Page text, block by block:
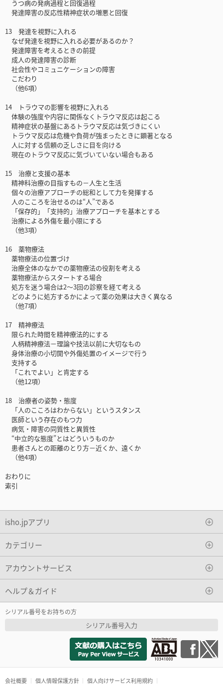
うつ病の発病過程と回復過程
発達障害の反応性精神症状の増悪と回復
13 発達を視野に入れる
なぜ発達を視野に入れる必要があるのか？
発達障害を考えるときの前提
成人の発達障害の診断
社会性やコミュニケーションの障害
こだわり
（他6項）
14 トラウマの影響を視野に入れる
体験の強度や内容に関係なくトラウマ反応は起こる
精神症状の基盤にあるトラウマ反応は気づきにくい
トラウマ反応は危機や負荷が強まったときに顕著となる
人に対する信頼の乏しさに目を向ける
現在のトラウマ反応に気づいていない場合もある
15 治療と支援の基本
精神科治療の目指すもの－人生と生活
個々の治療アプローチの総和として力を発揮する
人のこころを治せるのは“人”である
「保存的」「支持的」治療アプローチを基本とする
治療による外傷を最小限にする
（他3項）
16 薬物療法
薬物療法の位置づけ
治療全体のなかでの薬物療法の役割を考える
薬物療法からスタートする場合
処方を迷う場合は2～3回の診察を経て考える
どのように処方するかによって薬の効果は大きく異なる
（他7項）
17 精神療法
限られた時間を精神療法的にする
人柄精神療法－理論や技法以前に大切なもの
身体治療の小切開や外傷処置のイメージで行う
支持する
「これでよい」と肯定する
（他12項）
18 治療者の姿勢・態度
「人のこころはわからない」というスタンス
医師という存在のもつ力
病気・障害の同質性と異質性
“中立的な態度”とはどういうものか
患者さんとの距離のとり方－近くか、遠くか
（他4項）
おわりに
索引
isho.jpアプリ
カテゴリー
アカウントサービス
ヘルプ＆ガイド
シリアル番号をお持ちの方
シリアル番号入力
会社概要 個人情報保護方針
個人向けサービス利用規約